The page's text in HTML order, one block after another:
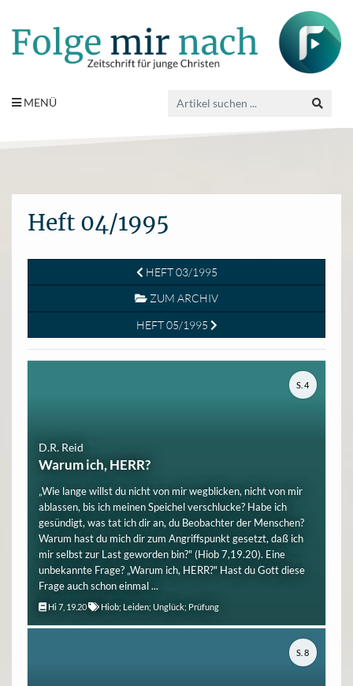
MENÜ
Heft 04/1995
HEFT 03/1995
ZUM ARCHIV
HEFT 05/1995
D.R. Reid
Warum ich, HERR?
„Wie lange willst du nicht von mir wegblicken, nicht von mir
ablassen, bis ich meinen Speichel verschlucke? Habe ich
gesündigt, was tat ich dir an, du Beobachter der Menschen?
Warum hast du mich dir zum Angriffspunkt gesetzt, daß ich
mir selbst zur Last geworden bin?" (Hiob 7,19.20). Eine
unbekannte Frage? „Warum ich, HERR?" Hast du Gott diese
Frage auch schon einmal ...
Hi 7, 19.20 Hiob; Leiden; Unglück; Prüfung
S. 4
S. 8